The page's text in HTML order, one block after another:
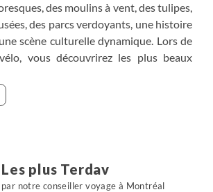
des moulins à vent, des tulipes,
des parcs verdoyants, une histoire
scène culturelle dynamique. Lors de
vous découvrirez les plus beaux
d'artistes de Zaanse Schans et le
Des vacances courtes qui offrent
profiter le soir venu des spécialités
de la capitale.
Les plus Terdav
par notre conseiller voyage à Montréal